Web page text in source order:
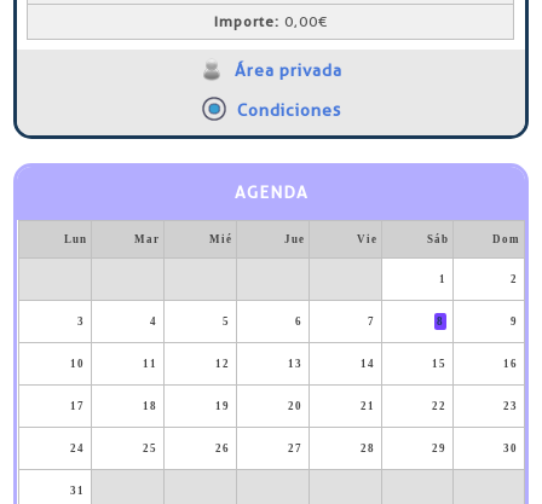
Importe: 0,00€
Área privada
Condiciones
AGENDA
Lun Mar Mié Jue Vie Sáb Dom
1 2
3 4 5 6 7 8 9
10 11 12 13 14 15 16
17 18 19 20 21 22 23
24 25 26 27 28 29 30
31